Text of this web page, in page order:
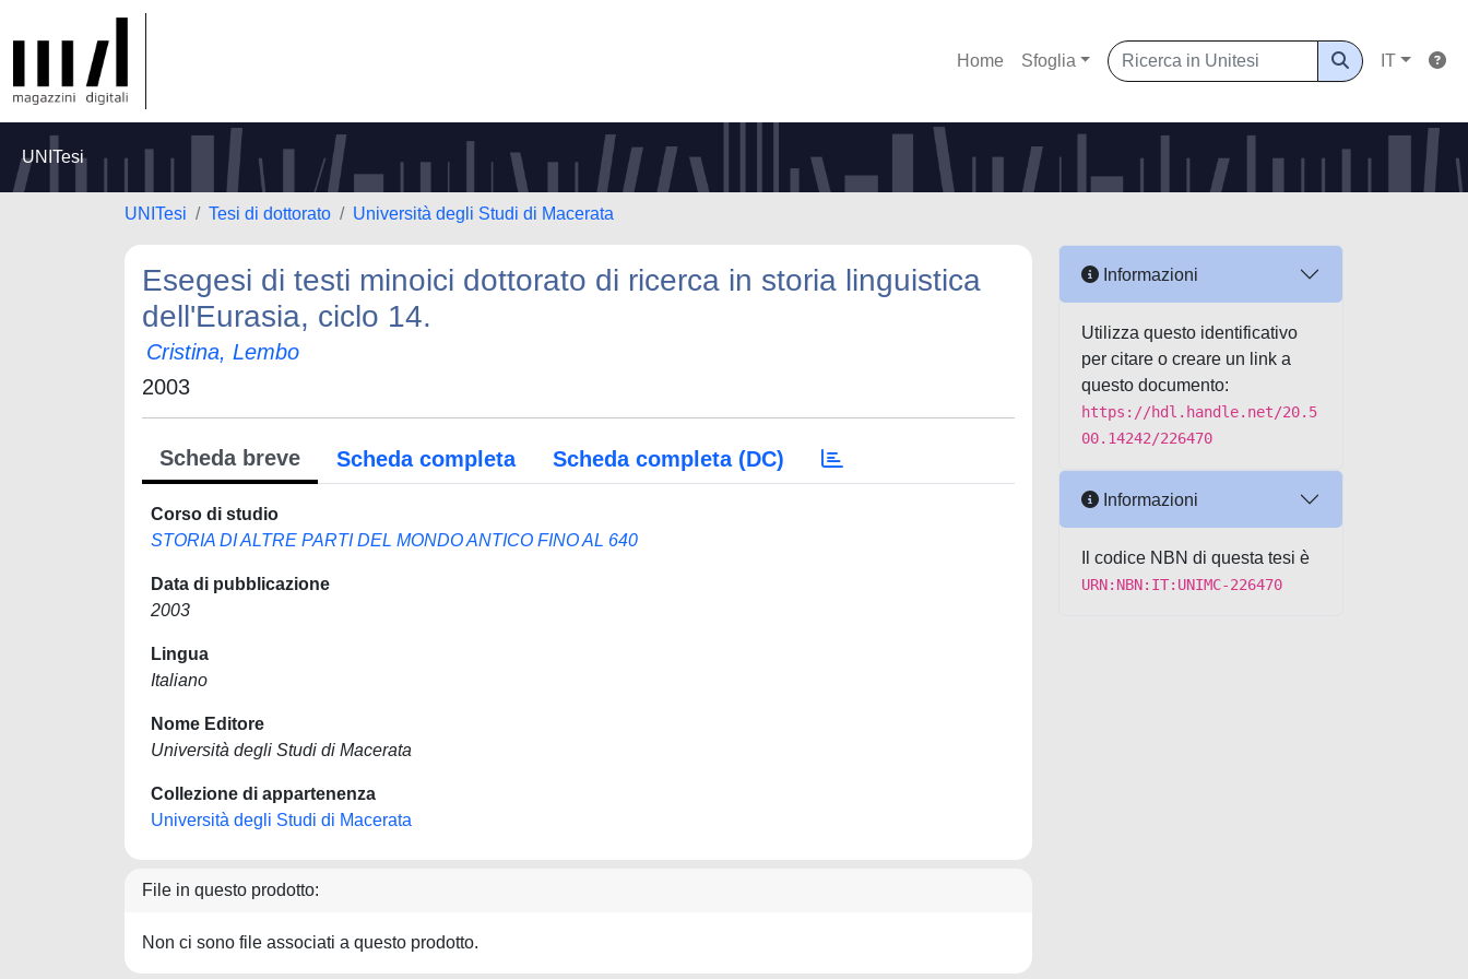
Home Sfoglia IT
UNITesi
UNITesi Tesi di dottorato Università degli Studi di Macerata
Esegesi di testi minoici dottorato di ricerca in storia linguistica
dell'Eurasia, ciclo 14.
Cristina, Lembo
2003
Scheda breve Scheda completa Scheda completa (DC)
Corso di studio
STORIA DI ALTRE PARTI DEL MONDO ANTICO FINO AL 640
Data di pubblicazione
2003
Lingua
Italiano
Nome Editore
Università degli Studi di Macerata
Collezione di appartenenza
Università degli Studi di Macerata
File in questo prodotto:
Non ci sono file associati a questo prodotto.
Informazioni
Utilizza questo identificativo
per citare o creare un link a
questo documento:
https://hdl.handle.net/20.5
00.14242/226470
Informazioni
Il codice NBN di questa tesi è
URN:NBN:IT:UNIMC-226470